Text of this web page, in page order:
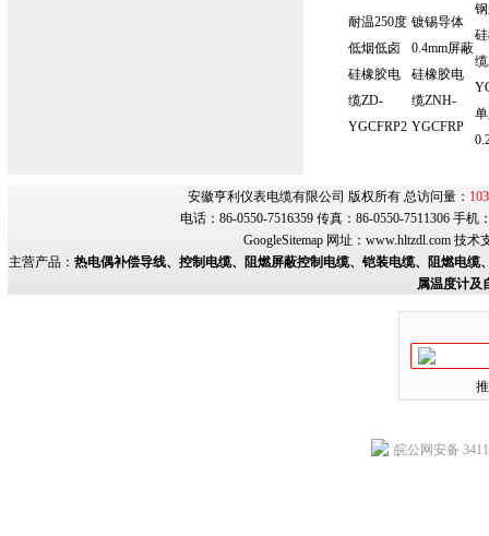
耐温250度
低烟低卤
硅橡胶电
缆ZD-
YGCFRP2
镀锡导体
0.4mm屏蔽
硅橡胶电
缆ZNH-
YGCFRP
安徽亨利仪表电缆有限公司 版权所有 总访问量：
电话：86-0550-7516359 传真：86-0550-7511306 手
GoogleSitemap网址： www.hltzdl.com技术
主营产品： 热电偶补偿导线、控制电缆、阻燃屏蔽控制电缆、铠装电缆、阻燃电
属温度计及
皖公网安备